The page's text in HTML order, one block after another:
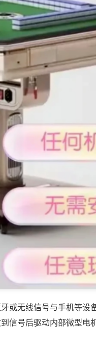
或无线信号与手机等设
信号后驱动内部微型电